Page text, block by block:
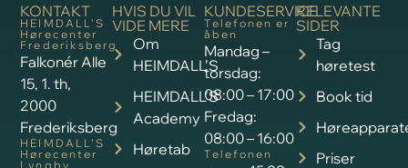
KONTAKT
HEIMDALL’S
Hørecenter
Frederiksberg
Falkonér Alle
15, 1. th,
2000
Frederiksberg
HEIMDALL’S
Hørecenter
Lyngby
RELEVANTE
SIDER
Tag
høretest
Book tid
Priser
HVIS DU VIL
VIDE MERE
Om
HEIMDALL’S
HEIMDALL’S
Academy
Høretab
KUNDESERVICE
Telefonen er
åben
Mandag –
torsdag:
08:00 – 17:00
Fredag:
08:00 – 16:00
Telefonen